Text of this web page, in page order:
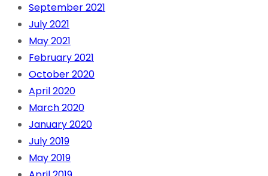
September 2021
July 2021
May 2021
February 2021
October 2020
April 2020
March 2020
January 2020
July 2019
May 2019